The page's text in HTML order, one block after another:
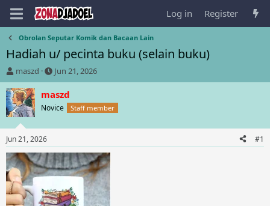
Log in Register
Obrolan Seputar Komik dan Bacaan Lain
Hadiah u/ pecinta buku (selain buku)
T
h
r
e
a
d
s
t
a
r
t
e
r
maszd
S
t
a
r
t
t
Jun 21, 2026
maszd
Novice Staff member
Jun 21, 2026 #1